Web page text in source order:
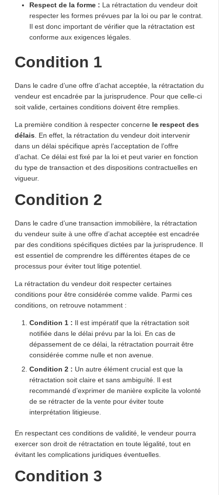
Respect de la forme : La rétractation du vendeur doit
respecter les formes prévues par la loi ou par le contrat.
Il est donc important de vérifier que la rétractation est
conforme aux exigences légales.
Condition 1
Dans le cadre d’une offre d’achat acceptée, la rétractation du
vendeur est encadrée par la jurisprudence. Pour que celle-ci
soit valide, certaines conditions doivent être remplies.
La première condition à respecter concerne le respect des
délais. En effet, la rétractation du vendeur doit intervenir
dans un délai spécifique après l’acceptation de l’offre
d’achat. Ce délai est fixé par la loi et peut varier en fonction
du type de transaction et des dispositions contractuelles en
vigueur.
Condition 2
Dans le cadre d’une transaction immobilière, la rétractation
du vendeur suite à une offre d’achat acceptée est encadrée
par des conditions spécifiques dictées par la jurisprudence. Il
est essentiel de comprendre les différentes étapes de ce
processus pour éviter tout litige potentiel.
La rétractation du vendeur doit respecter certaines
conditions pour être considérée comme valide. Parmi ces
conditions, on retrouve notamment :
Condition 1 : Il est impératif que la rétractation soit
notifiée dans le délai prévu par la loi. En cas de
dépassement de ce délai, la rétractation pourrait être
considérée comme nulle et non avenue.
Condition 2 : Un autre élément crucial est que la
rétractation soit claire et sans ambiguïté. Il est
recommandé d’exprimer de manière explicite la volonté
de se rétracter de la vente pour éviter toute
interprétation litigieuse.
En respectant ces conditions de validité, le vendeur pourra
exercer son droit de rétractation en toute légalité, tout en
évitant les complications juridiques éventuelles.
Condition 3